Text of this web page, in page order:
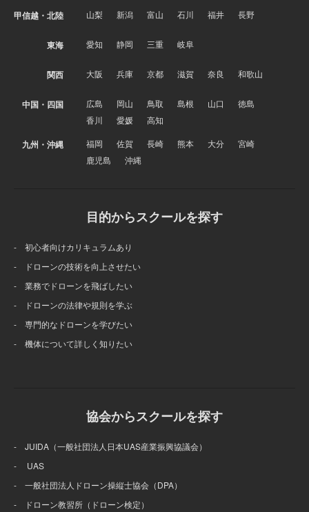
甲信越・北陸 山梨 新潟 富山 石川 福井 長野
東海 愛知 静岡 三重 岐阜
関西 大阪 兵庫 京都 滋賀 奈良 和歌山
中国・四国 広島 岡山 鳥取 島根 山口
徳島
香川
愛媛 高知
九州・沖縄 福岡 佐賀 長崎 熊本 大分
宮崎
鹿児島
沖縄
目的からスクールを探す
- 初心者向けカリキュラムあり
- ドローンの技術を向上させたい
- 業務でドローンを飛ばしたい
- ドローンの法律や規則を学ぶ
- 専門的なドローンを学びたい
- 機体について詳しく知りたい
協会からスクールを探す
- JUIDA（一般社団法人日本UAS産業振興協議会）
- UAS
- 一般社団法人ドローン操縦士協会（DPA）
- ドローン教習所（ドローン検定）